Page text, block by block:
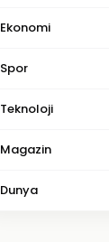
Ekonomi
Spor
Teknoloji
Magazin
Dunya